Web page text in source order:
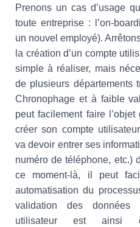
Prenons un cas d’usage
toute entreprise : l’on-
un nouvel employé).
la création d’un compte
simple à réaliser, mais
de plusieurs départements
Chronophage et à faible
peut facilement faire l’objet
créer son compte
va devoir entrer ses
numéro de téléphone, etc.)
ce moment-là, il peut
automatisation du
validation des données
utilisateur est ainsi